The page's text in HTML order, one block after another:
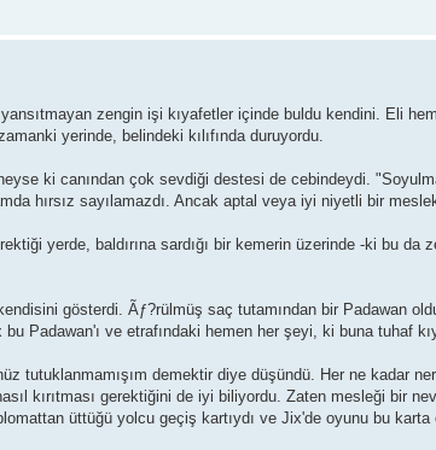
zengin işi kıyafetler içinde buldu kendini. Eli
yerinde, belindeki kılıfında duruyordu.
ki canından çok sevdiği destesi de cebindeydi.
hırsız sayılamazdı. Ancak aptal veya iyi niyetli bir
yerde, baldırına sardığı bir kemerin üzerinde -ki bu
gösterdi. Ãƒ?rülmüş saç tutamından bir Padawan
Padawan'ı ve etrafındaki hemen her şeyi, ki buna tuhaf
tutuklanmamışım demektir diye düşündü. Her ne kadar
kırıtması gerektiğini de iyi biliyordu. Zaten mesleği bir
üttüğü yolcu geçiş kartıydı ve Jix'de oyunu bu karta